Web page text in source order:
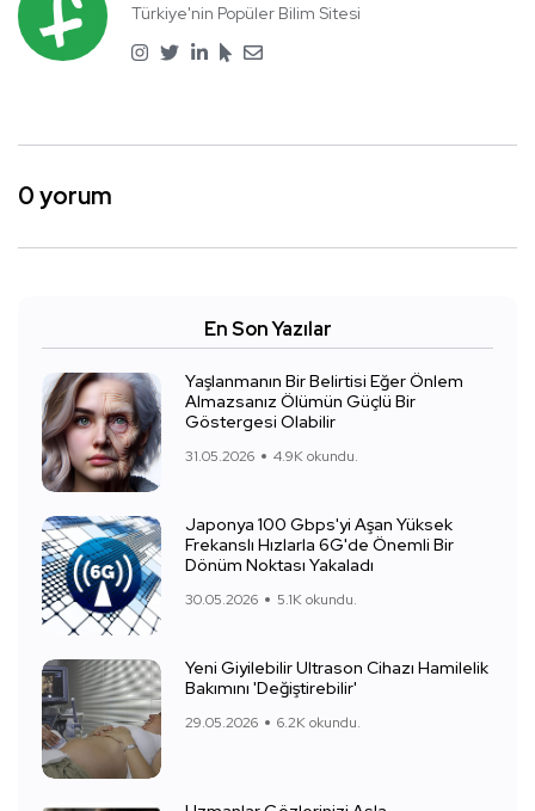
Türkiye'nin Popüler Bilim Sitesi
0 yorum
En Son Yazılar
Yaşlanmanın Bir Belirtisi Eğer Önlem
Almazsanız Ölümün Güçlü Bir
Göstergesi Olabilir
31.05.2026 4.9K okundu.
Japonya 100 Gbps'yi Aşan Yüksek
Frekanslı Hızlarla 6G'de Önemli Bir
Dönüm Noktası Yakaladı
30.05.2026 5.1K okundu.
Yeni Giyilebilir Ultrason Cihazı Hamilelik
Bakımını 'Değiştirebilir'
29.05.2026 6.2K okundu.